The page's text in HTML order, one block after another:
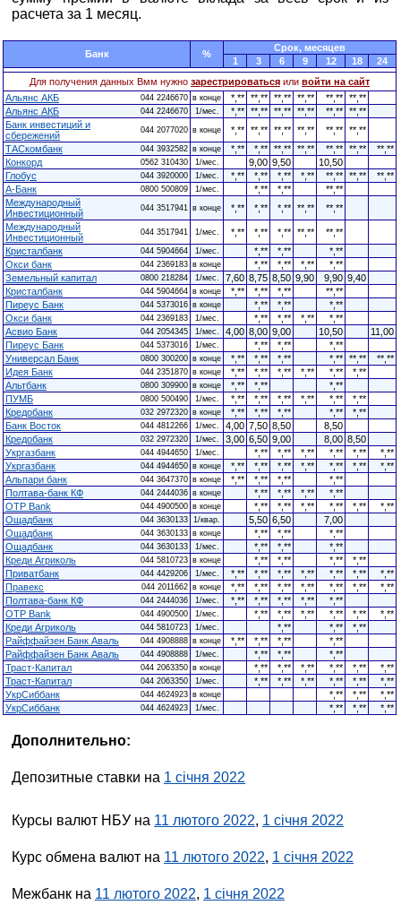
расчета за 1 месяц.
Банк %
Cрок, месяцев
1
3 6 9 12 18
24
Для получения данных Вмм нужно зарестрироваться или войти на сайт
Альянс АКБ
044 2246670 в конце *,** **,** **,** **,** **,** **,**
Альянс АКБ
044 2246670 1/мес. *,** **,** **,** **,** **,** **,**
Банк инвестиций и
сбережений
044 2077020 в конце *,** **,** **,** **,** **,** **,**
ТАСкомбанк
044 3932582 в конце *,** *,** **,** **,** **,** **,**
**,**
Конкорд
0562 310430 1/мес. 9,00 9,50
10,50
Глобус
044 3920000 1/мес. *,** *,** *,** *,** **,** **,**
**,**
А-Банк
0800 500809 1/мес. *,** *,**
**,**
Международный
Инвестиционный
044 3517941 в конце *,** *,** *,** **,**
**,**
Международный
Инвестиционный
044 3517941 1/мес. *,** *,** *,** **,**
**,**
Кристалбанк
044 5904664 1/мес. *,** *,**
*,**
Окси банк
044 2369183 в конце *,** *,** *,**
*,**
Земельный капитал
0800 218284 1/мес. 7,60 8,75 8,50 9,90 9,90 9,40
Кристалбанк
044 5904664 в конце *,** *,** *,**
**,**
Пиреус Банк
044 5373016 в конце *,** *,**
*,**
Окси банк
044 2369183 1/мес. *,** *,** *,**
*,**
Асвио Банк
044 2054345 1/мес. 4,00 8,00 9,00 10,50
11,00
Пиреус Банк
044 5373016 1/мес. *,** *,**
*,**
Универсал Банк
0800 300200 в конце *,** *,** *,** *,** **,**
**,**
Идея Банк
044 2351870 в конце *,** *,** *,** *,** *,**
*,**
Альтбанк
0800 309900 в конце *,** *,**
*,**
ПУМБ
0800 500490 1/мес. *,** *,** *,** *,** *,**
*,**
Кредобанк
032 2972320 в конце *,** *,** *,** *,**
*,**
Банк Восток
044 4812266 1/мес. 4,00 7,50 8,50
8,50
Кредобанк
032 2972320 1/мес. 3,00 6,50 9,00 8,00 8,50
Укргазбанк
044 4944650 1/мес. *,** *,** *,** *,** *,**
*,**
Укргазбанк
044 4944650 в конце *,** *,** *,** *,** *,** *,**
*,**
Альпари банк
044 3647370 в конце *,** *,** *,**
*,**
Полтава-банк КФ
044 2444036 в конце *,** *,** *,**
*,**
OTP Bank
044 4900500 в конце *,** *,** *,** *,** *,**
*,**
Ощадбанк
044 3630133 1/квар. 5,50 6,50
7,00
Ощадбанк
044 3630133 в конце *,** *,**
*,**
Ощадбанк
044 3630133 1/мес. *,** *,**
*,**
Креди Агриколь
044 5810723 в конце *,** *,** *,**
*,**
Приватбанк
044 4429206 1/мес. *,** *,** *,** *,** *,** *,**
*,**
Правекс
044 2011662 в конце *,** *,** *,** *,** *,** *,**
*,**
Полтава-банк КФ
044 2444036 1/мес. *,** *,** *,** *,**
*,**
OTP Bank
044 4900500 1/мес. *,** *,** *,** *,** *,**
*,**
Креди Агриколь
044 5810723 1/мес. *,** *,**
*,**
Райффайзен Банк Аваль
044 4908888 в конце *,** *,** *,**
*,**
Райффайзен Банк Аваль
044 4908888 1/мес. *,** *,**
*,**
Траст-Капитал
044 2063350 в конце *,** *,** *,** *,** *,**
*,**
Траст-Капитал
044 2063350 1/мес. *,** *,** *,** *,** *,**
*,**
УкрСиббанк
044 4624923 в конце *,** *,**
*,**
УкрСиббанк
044 4624923 1/мес. *,** *,** *,**
Дополнительно:
Депозитные ставки на 1 січня 2022
Курсы валют НБУ на 11 лютого 2022, 1 січня 2022
Курс обмена валют на 11 лютого 2022, 1 січня 2022
Межбанк на 11 лютого 2022, 1 січня 2022